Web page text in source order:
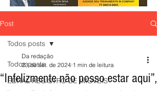
Post
Todos posts
EDITAL REGISTRO DE IMÓVEIS
Todos posts
“Infelizmente não posso estar aqui”,
Da redação
23 de set. de 2024 1 min de leitura